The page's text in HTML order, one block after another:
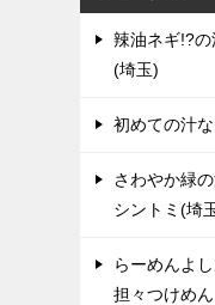
辣油ネギ!?
(埼玉)
初めての汁
さわやか緑
シントミ(埼
らーめんよ
担々つけめん